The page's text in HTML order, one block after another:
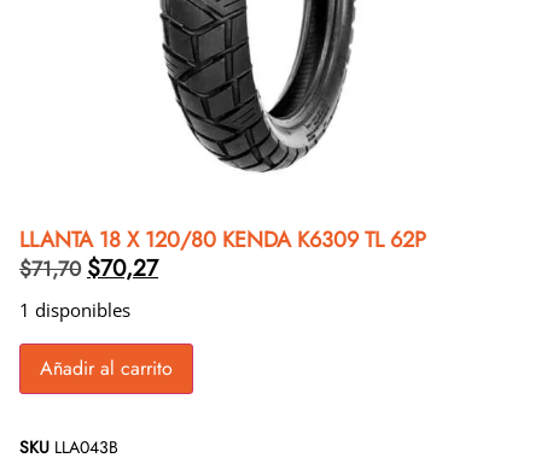
LLANTA 18 X 120/80 KENDA K6309 TL 62P
$71,70 $70,27
1 disponibles
Añadir al carrito
SKU LLA043B